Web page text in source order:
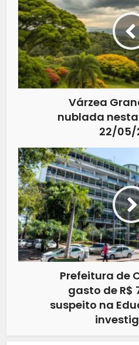
Várzea
nublada
22/05/
Prefeitura de
gasto de R$
suspeito na